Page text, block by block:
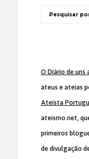
O Diário de uns
ateus e ateias
Ateísta
ateismo.net,
primeiros
de divulgação